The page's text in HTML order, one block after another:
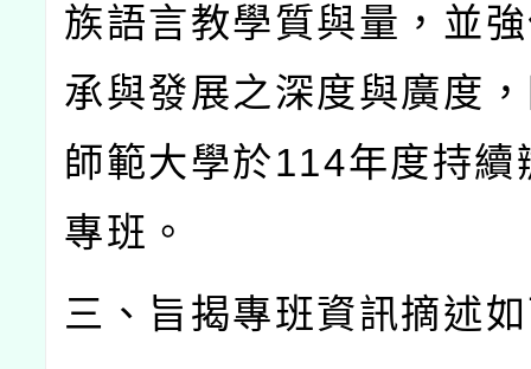
族語言教學質與量，並
承與發展之深度與廣度
師範大學於114年度持續
專班。
三、旨揭專班資訊摘述